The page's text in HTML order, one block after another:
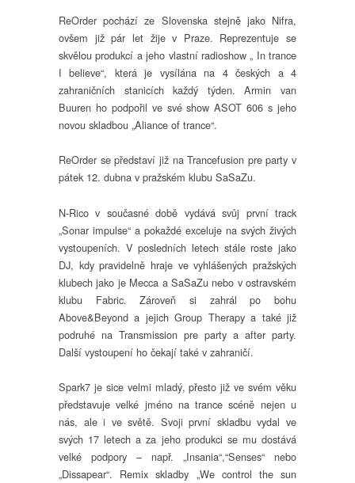
ReOrder pochází ze Slovenska stejně jako Nifra,
ovšem již pár let žije v Praze. Reprezentuje se
skvělou produkcí a jeho vlastní radioshow „ In trance
I believe“, která je vysílána na 4 českých a 4
zahraničních stanicích každý týden. Armin van
Buuren ho podpořil ve své show ASOT 606 s jeho
novou skladbou „Aliance of trance“.
ReOrder se představí již na Trancefusion pre party v
pátek 12. dubna v pražském klubu SaSaZu.
N-Rico v současné době vydává svůj první track
„Sonar impulse“ a pokaždé exceluje na svých živých
vystoupeních. V posledních letech stále roste jako
DJ, kdy pravidelně hraje ve vyhlášených pražských
klubech jako je Mecca a SaSaZu nebo v ostravském
klubu Fabric. Zároveň si zahrál po bohu
Above&Beyond a jejich Group Therapy a také již
podruhé na Transmission pre party a after party.
Další vystoupení ho čekají také v zahraničí.
Spark7 je sice velmi mladý, přesto již ve svém věku
představuje velké jméno na trance scéně nejen u
nás, ale i ve světě. Svoji první skladbu vydal ve
svých 17 letech a za jeho produkci se mu dostává
velké podpory – např. „Insania“,“Senses“ nebo
„Dissapear“. Remix skladby „We control the sun